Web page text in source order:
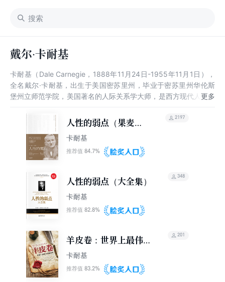
戴尔·卡耐基
卡耐基（Dale Carnegie，1888年11月24日-1955年11月1日），
全名戴尔·卡耐基，出生于美国密苏里州，毕业于密苏里州华伦斯
堡州立师范学院，美国著名的人际关系学大师，是西方现代人际关
事，通过演讲和书籍唤起无数陷入迷惘者的斗志，激励他们取得辉
煌的成功，出版的著作《人性的弱点》，被西方世界视为社交技巧
的圣经之一。他曾获得了勒伯第青年演说家奖，于1955年11月1日
逝世。
人性的弱点（果麦经
典）
卡耐基
推荐值 84.7%
2197
人性的弱点（大全集）
卡耐基
推荐值 82.8%
348
羊皮卷：世界上最伟大
的励志书
卡耐基
推荐值 83.2%
201